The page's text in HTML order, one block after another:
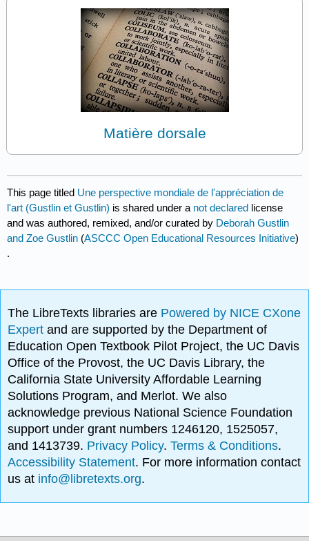
Matière dorsale
This page titled Une perspective mondiale de l'appréciation de
l'art (Gustlin et Gustlin) is shared under a not declared license
and was authored, remixed, and/or curated by Deborah Gustlin
and Zoe Gustlin (ASCCC Open Educational Resources Initiative)
.
The LibreTexts libraries are Powered by NICE CXone
Expertand are supported by the Department of
Education Open Textbook Pilot Project, the UC Davis
Office of the Provost, the UC Davis Library, the
California State University Affordable Learning
Solutions Program, and Merlot. We also
acknowledge previous National Science Foundation
support under grant numbers 1246120, 1525057,
and 1413739. Privacy Policy.Terms & Conditions.
Accessibility Statement. For more information contact
us at info@libretexts.org.